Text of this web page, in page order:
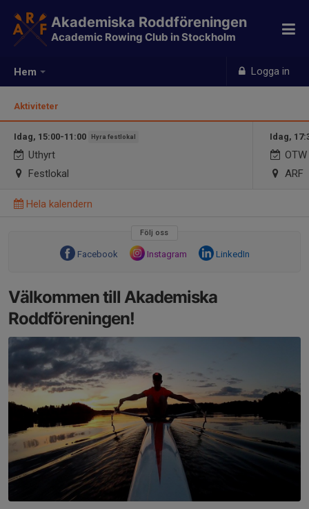
Hem Logga in
Akademiska Roddföreningen
Academic Rowing Club in Stockholm
Aktiviteter
Idag, 15:00-11:00 Hyra festlokal
Uthyrt
Festlokal
Idag,
ARF
Hela kalendern
Följ oss
Facebook Instagram LinkedIn
Välkommen till Akademiska
Roddföreningen!